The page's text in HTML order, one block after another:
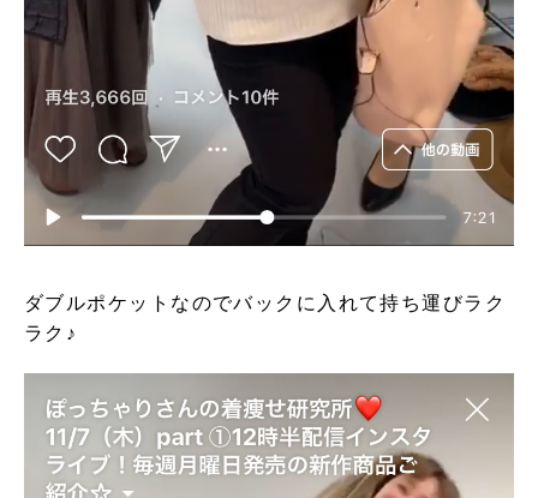
ダブルポケットなのでバックに入れて持ち運びラク
ラク♪